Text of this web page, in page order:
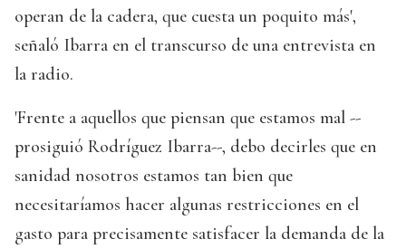
operan de la cadera, que cuesta un poquito más',
señaló Ibarra en el transcurso de una entrevista en
la radio.
'Frente a aquellos que piensan que estamos mal --
prosiguió Rodríguez Ibarra--, debo decirles que en
sanidad nosotros estamos tan bien que
necesitaríamos hacer algunas restricciones en el
gasto para precisamente satisfacer la demanda de la